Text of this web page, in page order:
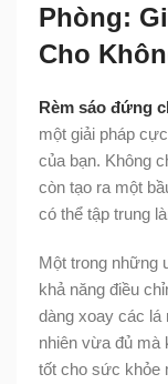
Phòng:
Cho
Rèm sáo đứng
một giải pháp
của bạn. Không
còn tạo ra một
có thể tập trung
Một trong những
khả năng điều
dàng xoay các
nhiên vừa đủ mà
tốt cho sức khỏe